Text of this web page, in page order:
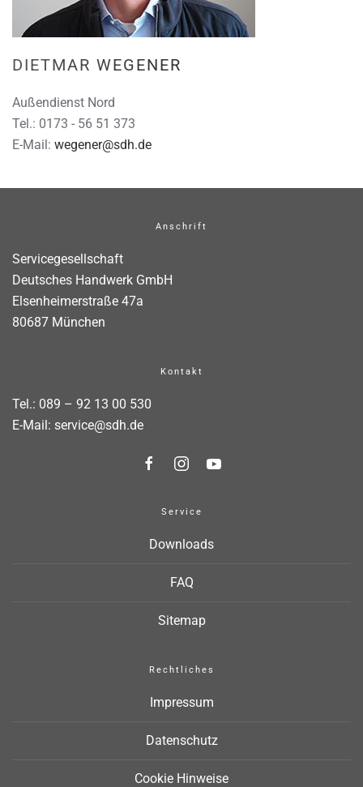
DIETMAR WEGENER
Außendienst Nord
Tel.: 0173 - 56 51 373
E-Mail: wegener@sdh.de
Anschrift
Servicegesellschaft
Deutsches Handwerk GmbH
Elsenheimerstraße 47a
80687 München
Kontakt
Tel.: 089 – 92 13 00 530
E-Mail: service@sdh.de
Service
Downloads
FAQ
Sitemap
Rechtliches
Impressum
Datenschutz
Cookie Hinweise